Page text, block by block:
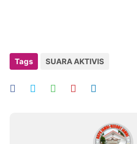
Tags SUARA AKTIVIS